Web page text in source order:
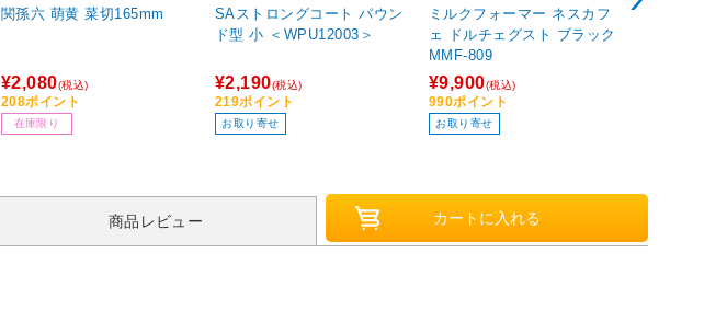
関孫六 萌黄 菜切165mm
¥2,080(税込)
208ポイント
在庫限り
SAストロングコート パウン
ド型 小 ＜WPU12003＞
¥2,190(税込)
219ポイント
お取り寄せ
ミルクフォーマー ネスカフ
ェ ドルチェグスト ブラック
MMF-809
¥9,900(税込)
990ポイント
お取り寄せ
商品レビュー